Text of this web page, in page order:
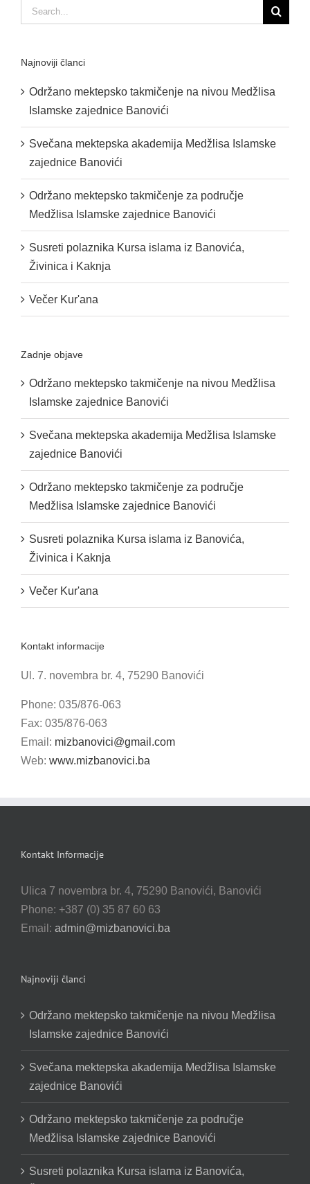
Search
for:
Najnoviji članci
Održano mektepsko takmičenje na nivou Medžlisa
Islamske zajednice Banovići
Svečana mektepska akademija Medžlisa Islamske
zajednice Banovići
Održano mektepsko takmičenje za područje
Medžlisa Islamske zajednice Banovići
Susreti polaznika Kursa islama iz Banovića,
Živinica i Kaknja
Večer Kur'ana
Zadnje objave
Održano mektepsko takmičenje na nivou Medžlisa
Islamske zajednice Banovići
Svečana mektepska akademija Medžlisa Islamske
zajednice Banovići
Održano mektepsko takmičenje za područje
Medžlisa Islamske zajednice Banovići
Susreti polaznika Kursa islama iz Banovića,
Živinica i Kaknja
Večer Kur'ana
Kontakt informacije
Ul. 7. novembra br. 4, 75290 Banovići
Phone: 035/876-063
Fax: 035/876-063
Email: mizbanovici@gmail.com
Web: www.mizbanovici.ba
Kontakt Informacije
Ulica 7 novembra br. 4, 75290 Banovići, Banovići
Phone: +387 (0) 35 87 60 63
Email: admin@mizbanovici.ba
Najnoviji članci
Održano mektepsko takmičenje na nivou Medžlisa
Islamske zajednice Banovići
Svečana mektepska akademija Medžlisa Islamske
zajednice Banovići
Održano mektepsko takmičenje za područje
Medžlisa Islamske zajednice Banovići
Susreti polaznika Kursa islama iz Banovića,